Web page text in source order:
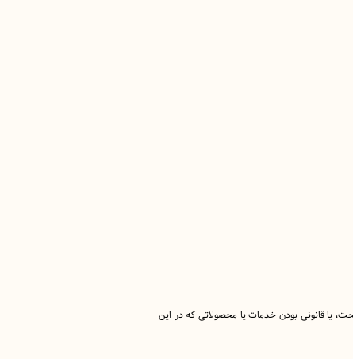
یا قانونی بودن خدمات یا محصولاتی که در این